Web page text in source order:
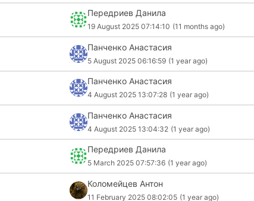
Передриев Данила
19 August 2025 07:14:10 (11 months ago)
Панченко Анастасия
5 August 2025 06:16:59 (1 year ago)
Панченко Анастасия
4 August 2025 13:07:28 (1 year ago)
Панченко Анастасия
4 August 2025 13:04:32 (1 year ago)
Передриев Данила
5 March 2025 07:57:36 (1 year ago)
Коломейцев Антон
11 February 2025 08:02:05 (1 year ago)